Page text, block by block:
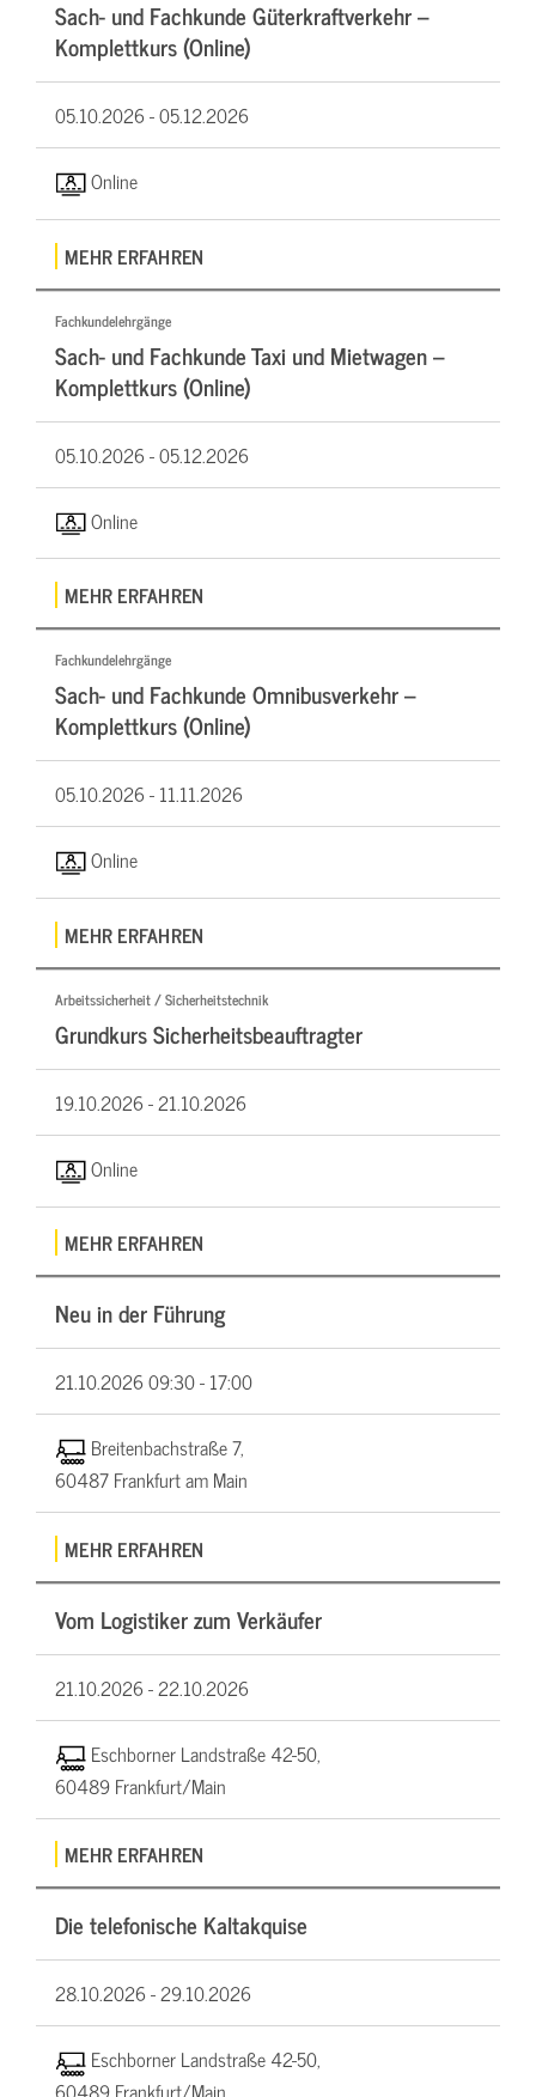
Sach- und Fachkunde Güterkraftverkehr –
Komplettkurs (Online)
05.10.2026 -05.12.2026
Online
MEHR ERFAHREN
Fachkundelehrgänge
Sach- und Fachkunde Taxi und Mietwagen –
Komplettkurs (Online)
05.10.2026 -05.12.2026
Online
MEHR ERFAHREN
Fachkundelehrgänge
Sach- und Fachkunde Omnibusverkehr –
Komplettkurs (Online)
05.10.2026 -11.11.2026
Online
MEHR ERFAHREN
Arbeitssicherheit / Sicherheitstechnik
Grundkurs Sicherheitsbeauftragter
19.10.2026 -21.10.2026
Online
MEHR ERFAHREN
Neu in der Führung
21.10.202609:30 - 17:00
Breitenbachstraße 7,
60487 Frankfurt am Main
MEHR ERFAHREN
Vom Logistiker zum Verkäufer
21.10.2026 -22.10.2026
Eschborner Landstraße 42-50,
60489 Frankfurt/Main
MEHR ERFAHREN
Die telefonische Kaltakquise
28.10.2026 -29.10.2026
Eschborner Landstraße 42-50,